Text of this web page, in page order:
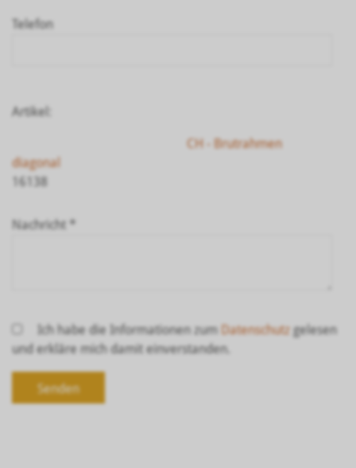
Telefon
Artikel:
CH - Brutrahmen
diagonal
16138
Nachricht *
Ich habe die Informationen zum Datenschutz gelesen
und erkläre mich damit einverstanden.